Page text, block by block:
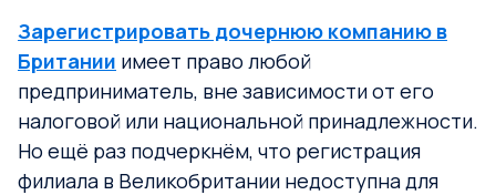
Зарегистрировать дочернюю компанию в
Британии имеет право любой
предприниматель, вне зависимости от его
налоговой или национальной принадлежности.
Но ещё раз подчеркнём, что регистрация
филиала в Великобритании недоступна для